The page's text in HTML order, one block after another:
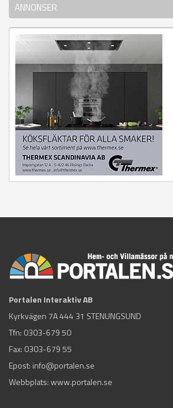
ANNONSER
Portalen Interaktiv AB
Kyrkvägen 7A 444 31 STENUNGSUND
Tfn: 0303-679 50
Fax: 0303-679 55
Epost: info@portalen.se
Webbplats: www.portalen.se